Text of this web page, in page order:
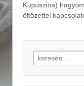
Kupuszina)
öltözettel
Search for: